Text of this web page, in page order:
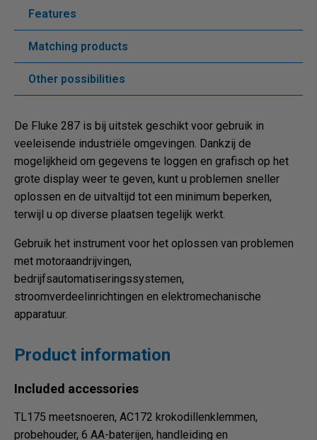
Features
Matching products
Other possibilities
De Fluke 287 is bij uitstek geschikt voor gebruik in
veeleisende industriële omgevingen. Dankzij de
mogelijkheid om gegevens te loggen en grafisch op het
grote display weer te geven, kunt u problemen sneller
oplossen en de uitvaltijd tot een minimum beperken,
terwijl u op diverse plaatsen tegelijk werkt.
Gebruik het instrument voor het oplossen van problemen
met motoraandrijvingen,
bedrijfsautomatiseringssystemen,
stroomverdeelinrichtingen en elektromechanische
apparatuur.
Product information
Included accessories
TL175 meetsnoeren, AC172 krokodillenklemmen,
probehouder, 6 AA-baterijen, handleiding en